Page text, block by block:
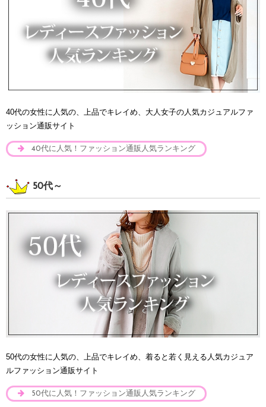
40代の女性に人気の、上品でキレイめ、大人女子の人気カジュアルファ
ッション通販サイト
40代に人気！ファッション通販人気ランキング
50代～
50代の女性に人気の、上品でキレイめ、着ると若く見える人気カジュア
ルファッション通販サイト
50代に人気！ファッション通販人気ランキング